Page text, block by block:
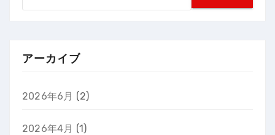
アーカイブ
2026年6月 (2)
2026年4月 (1)